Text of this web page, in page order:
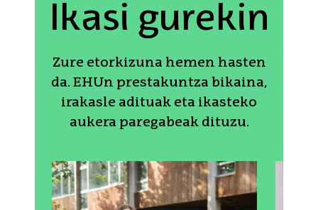
Ikasi gurekin
Zure etorkizuna hemen hasten
da. EHUn prestakuntza bikaina,
irakasle adituak eta ikasteko
aukera paregabeak dituzu.
Protagonistak